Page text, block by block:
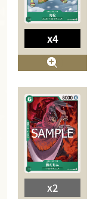
x4
x2